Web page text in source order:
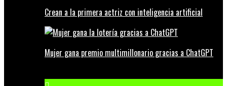
Crean a la primera actriz con inteligencia artificial
Mujer gana premio multimillonario gracias a ChatGPT